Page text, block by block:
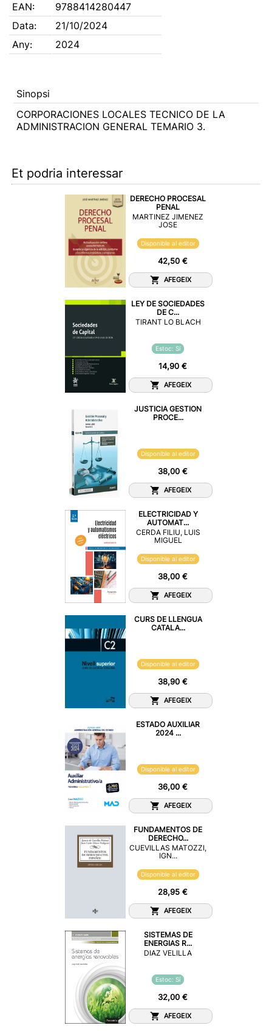
EAN:
9788414280447
Data:
21/10/2024
Any:
2024
Sinopsi
CORPORACIONES LOCALES TECNICO DE LA
ADMINISTRACION GENERAL TEMARIO 3.
Et podria interessar
DERECHO PROCESAL
PENAL
MARTINEZ JIMENEZ
JOSE
Disponible al editor
42,50 €
AFEGEIX
LEY DE SOCIEDADES
DE C...
TIRANT LO BLACH
Estoc: Sí
14,90 €
AFEGEIX
JUSTICIA GESTION
PROCE...
Disponible al editor
38,00 €
AFEGEIX
ELECTRICIDAD Y
AUTOMAT...
CERDA FILIU, LUIS
MIGUEL
Disponible al editor
38,00 €
AFEGEIX
CURS DE LLENGUA
CATALA...
Disponible al editor
38,90 €
AFEGEIX
ESTADO AUXILIAR
2024 ...
Disponible al editor
36,00 €
AFEGEIX
FUNDAMENTOS DE
DERECHO...
CUEVILLAS MATOZZI,
IGN...
Disponible al editor
28,95 €
AFEGEIX
SISTEMAS DE
ENERGIAS R...
DIAZ VELILLA
Estoc: Sí
32,00 €
AFEGEIX